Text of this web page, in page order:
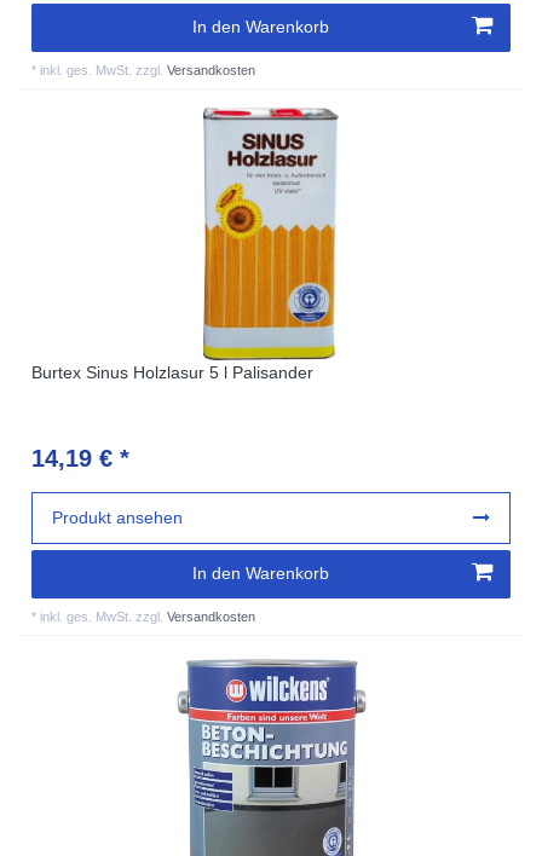
In den Warenkorb
* inkl. ges. MwSt. zzgl.Versandkosten
Burtex Sinus Holzlasur 5 l Palisander
14,19 € *
In den Warenkorb
* inkl. ges. MwSt. zzgl.Versandkosten
Produkt ansehen